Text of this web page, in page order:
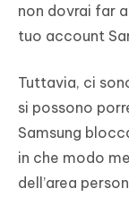
non dovrai far
tuo account
Tuttavia, ci
si possono
Samsung
in che modo
dell’area